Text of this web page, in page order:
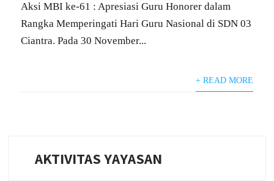
Aksi MBI ke-61 : Apresiasi Guru Honorer dalam
Rangka Memperingati Hari Guru Nasional di SDN 03
Ciantra. Pada 30 November...
+ READ MORE
AKTIVITAS YAYASAN